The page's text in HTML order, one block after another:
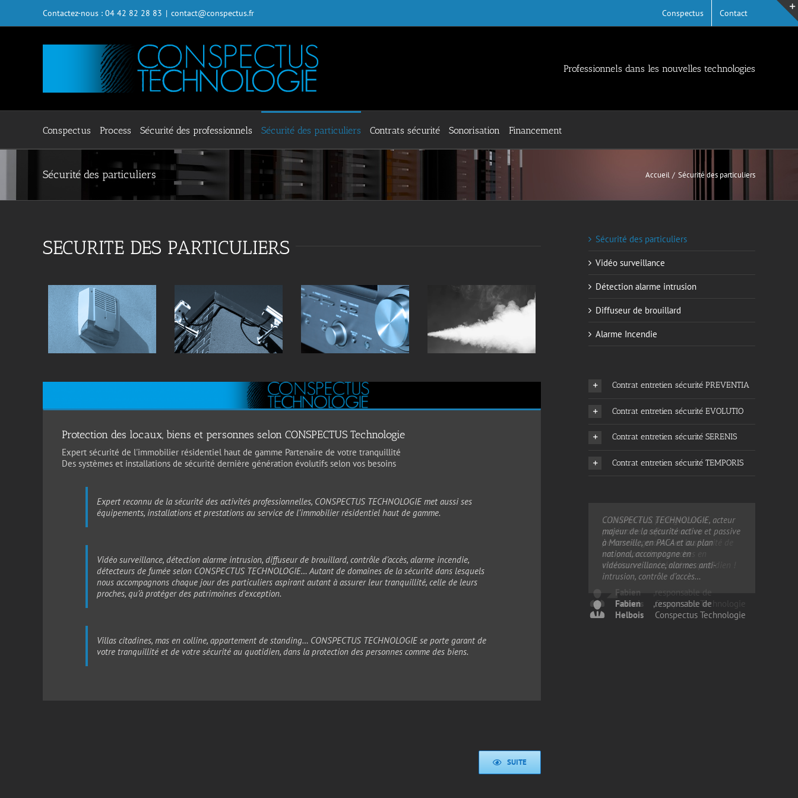
contenu
Contactez-nous : 04 42 82 28 83 | contact@conspectus.fr Conspectus Contact
Professionnels dans les nouvelles technologies
Conspectus Process Sécurité des professionnels Sécurité des particuliers Contrats sécurité Sonorisation Financement
Sécurité des particuliers Accueil Sécurité des particuliers
SECURITE DES PARTICULIERS
Protection des locaux, biens et personnes selon CONSPECTUS Technologie
Expert sécurité de l'immobilier résidentiel haut de gamme Partenaire de votre tranquillité
Des systèmes et installations de sécurité dernière génération évolutifs selon vos besoins
Expert reconnu de la sécurité des activités professionnelles, CONSPECTUS TECHNOLOGIE met aussi ses
équipements, installations et prestations au service de l’immobilier résidentiel haut de gamme.
Vidéo surveillance, détection alarme intrusion, diffuseur de brouillard, contrôle d’accès, alarme incendie,
détecteurs de fumée selon CONSPECTUS TECHNOLOGIE… Autant de domaines de la sécurité dans lesquels
nous accompagnons chaque jour des particuliers aspirant autant à assurer leur tranquillité, celle de leurs
proches, qu’à protéger des patrimoines d’exception.
Villas citadines, mas en colline, appartement de standing… CONSPECTUS TECHNOLOGIE se porte garant de
votre tranquillité et de votre sécurité au quotidien, dans la protection des personnes comme des biens.
SUITE
Sécurité des particuliers
Vidéo surveillance
Détection alarme intrusion
Diffuseur de brouillard
Alarme Incendie
Contrat entretien sécurité PREVENTIA
Contrat entretien sécurité EVOLUTIO
Contrat entretien sécurité SERENIS
Contrat entretien sécurité TEMPORIS
CONSPECTUS TECHNOLOGIE, acteur
majeur de la sécurité active et passive
à Marseille, en PACA et au plan
national, accompagne en
vidéosurveillance, alarmes anti-
intrusion, contrôle d’accès…
Fabien
Helbois
,responsable de
Conspectus Technologie
… Comme eux, protégez votre
patrimoine professionnel ou
personnel, garantissez la sécurité de
vos personnels et proches en
choisissant la sérénité au quotidien !
Fabien
Helbois
responsable de
Conspectus Technologie